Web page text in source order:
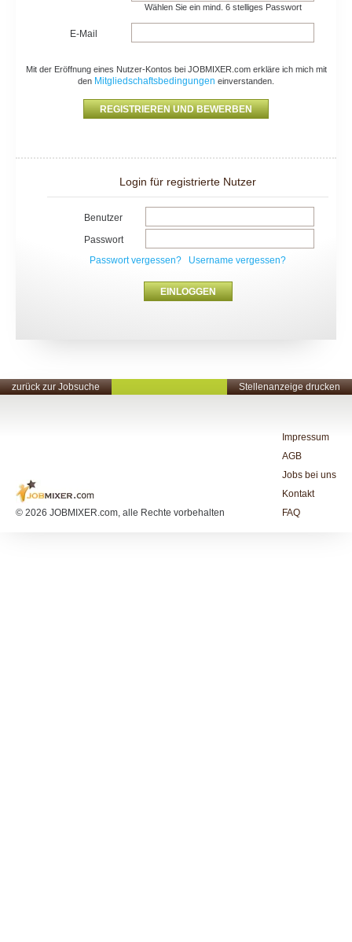
Wählen Sie ein mind. 6 stelliges Passwort
E-Mail
Mit der Eröffnung eines Nutzer-Kontos bei JOBMIXER.com erkläre ich mich mit
den Mitgliedschaftsbedingungen einverstanden.
Login für registrierte Nutzer
Benutzer
Passwort
Passwort vergessen?
Username vergessen?
zurück zur Jobsuche Stellenanzeige drucken
© 2026 JOBMIXER.com, alle Rechte vorbehalten
Impressum
AGB
Jobs bei uns
Kontakt
FAQ